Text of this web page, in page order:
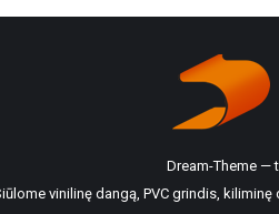
Dream-Theme —
vinilinę dangą, PVC grindis,